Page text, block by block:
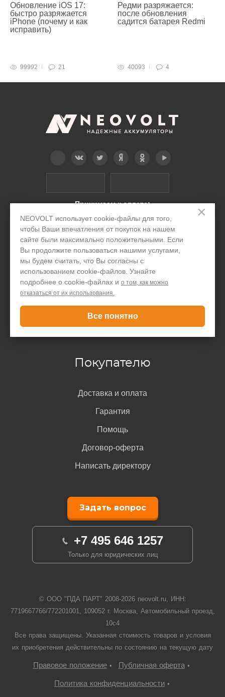
×
NEOVOLT использует cookie-файлы для того,
чтобы Ваши впечатления от покупок на нашем
сайте были максимально положительными. Если
Вы продолжите пользоваться нашими услугами,
мы будем считать, что Вы согласны с
использованием cookie-файлов. Узнайте
подробнее о cookie-файлах и о том, как можно
отказаться от их использования.
Все понятно
Обновление iOS 17:
быстро разряжается
iPhone (почему и как
исправить)
99992 21
Редми разряжается:
после обновления
садится батарея Redmi
40093 4
Принимаем к оплате:
Интернет-магазин
Производство
Организациям
Акции и скидки
Блог
Покупателю
Доставка и оплата
Гарантия
Помощь
Договор-оферта
Написать директору
Задать вопрос
+7 495 646 1257
Только для юридических лиц
© ООО "ПДА ПАРТ" 2008-2026neovolt.ru, ИНН:
7719667766/772201001, 109052 г. Москва, Автомобильный проезд,
10с4
Все права защищены. Указанная стоимость товаров и условия
их приобретения действительны по состоянию на текущую дату
Правовое положение• Публичная оферта •
Политика конфиденциальности •